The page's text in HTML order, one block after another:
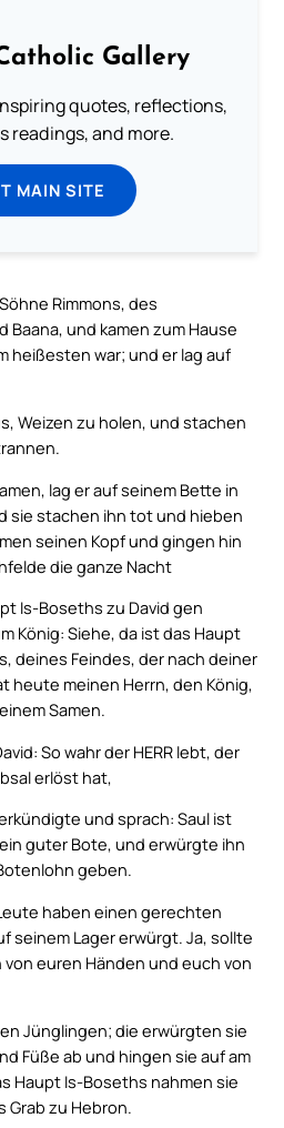
Gallery
quotes, reflections,
readings, and more.
MAIN SITE
Rimmons, des
und kamen zum Hause
heißesten war; und er lag auf
Weizen zu holen, und stachen
lag er auf seinem Bette in
sie stachen ihn tot und hieben
seinen Kopf und gingen hin
die ganze Nacht
Is-Boseths zu David gen
König: Siehe, da ist das Haupt
deines Feindes, der nach deiner
heute meinen Herrn, den König,
Samen.
So wahr der HERR lebt, der
erlöst hat,
und sprach: Saul ist
guter Bote, und erwürgte ihn
geben.
haben einen gerechten
seinem Lager erwürgt. Ja, sollte
euren Händen und euch von
Jünglingen; die erwürgten sie
Füße ab und hingen sie auf am
Haupt Is-Boseths nahmen sie
Grab zu Hebron.